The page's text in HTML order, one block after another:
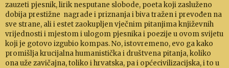
zauzeti pjesnik, lirik ne­spu­tane slobode, poeta koji zasluženo
dobija prestižne na­grade i priznanja i biva tražen i prevođen na
sve strane, ali i estet zaokupljen vječnim pitanjima književ­nih
vri­jed­nosti i mje­stom i ulogom pjesnika i poezije u ovom svi­jetu
koji je gotovo izgubio kompas. No, istovremeno, evo ga ka­ko
promišlja krucijalna humanistička i društve­na pita­nja, koliko
ona uže zavičajna, toliko i hrvatska, pa i op­ćecivilizacijska, i to u